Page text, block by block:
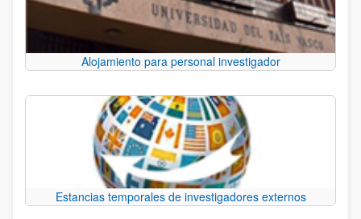
Alojamiento para personal investigador
Estancias temporales de investigadores externos